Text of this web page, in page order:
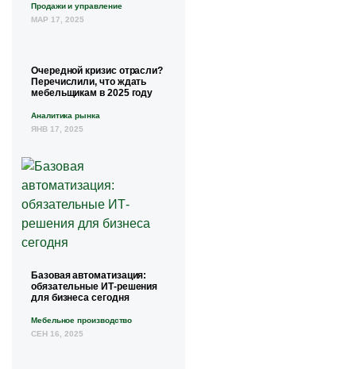
Продажи и управление
МАР 17, 2025
Очередной кризис отрасли?
Перечислили, что ждать
мебельщикам в 2025 году
Аналитика рынка
ЯНВ 17, 2025
Базовая автоматизация:
обязательные ИТ-решения
для бизнеса сегодня
Мебельное производство
СЕН 16, 2025